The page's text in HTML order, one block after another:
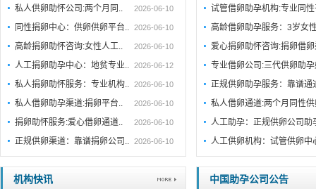
私人供卵助怀公司:两个月同.. 2026-06-10
同性捐卵中心：供卵供卵平台.. 2026-06-10
高龄捐卵助怀咨询:女性人工.. 2026-06-10
人工捐卵助孕中心：地贫专业.. 2026-06-12
私人捐卵助怀服务：专业机构.. 2026-06-10
私人借卵助孕渠道:捐卵平台.. 2026-06-10
捐卵助怀服务:爱心借卵通道.. 2026-06-10
正规供卵渠道：靠谱捐卵公司.. 2026-06-10
试管借卵助孕机构:专业同
高龄借卵助孕服务：3岁女
爱心捐卵助怀咨询:捐卵借
专业借卵公司:三代供卵助
正规供卵助孕服务：靠谱
私人借卵通道:两个月同性
人工助孕：正规供卵公司助
人工供卵机构：试管供卵
机构快讯 中国助孕公司公告